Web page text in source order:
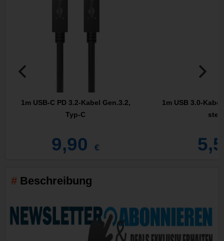
1m USB-C PD 3.2-Kabel Gen.3.2,
Typ-C
9,90 €
1m USB 3.0-
Beschreibung